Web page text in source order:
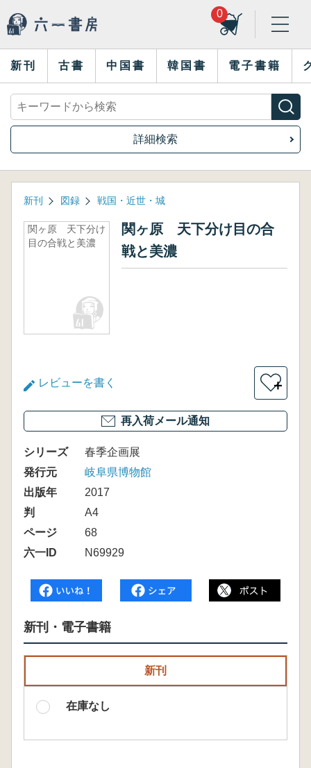
0
新刊 古書 中国書 韓国書 電子書籍
詳細検索
新刊 図録 戦国・近世・城
関ヶ原 天下分け
目の合戦と美濃
関ヶ原 天下分け目の合
戦と美濃
レビューを書く ＋
再入荷メール通知
シリーズ
春季企画展
発行元
岐阜県博物館
出版年
2017
判
A4
ページ
68
六一ID
N69929
新刊・電子書籍
新刊
在庫なし